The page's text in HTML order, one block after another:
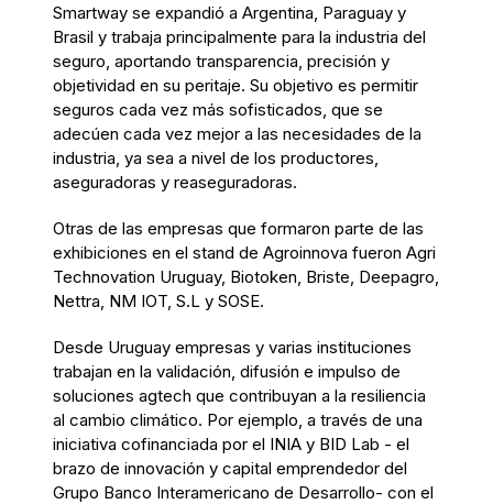
Smartway se expandió a Argentina, Paraguay y
Brasil y trabaja principalmente para la industria del
seguro, aportando transparencia, precisión y
objetividad en su peritaje. Su objetivo es permitir
seguros cada vez más sofisticados, que se
adecúen cada vez mejor a las necesidades de la
industria, ya sea a nivel de los productores,
aseguradoras y reaseguradoras.
Otras de las empresas que formaron parte de las
exhibiciones en el stand de Agroinnova fueron Agri
Technovation Uruguay, Biotoken, Briste, Deepagro,
Nettra, NM IOT, S.L y SOSE.
Desde Uruguay empresas y varias instituciones
trabajan en la validación, difusión e impulso de
soluciones agtech que contribuyan a la resiliencia
al cambio climático. Por ejemplo, a través de una
iniciativa cofinanciada por el INIA y BID Lab - el
brazo de innovación y capital emprendedor del
Grupo Banco Interamericano de Desarrollo- con el